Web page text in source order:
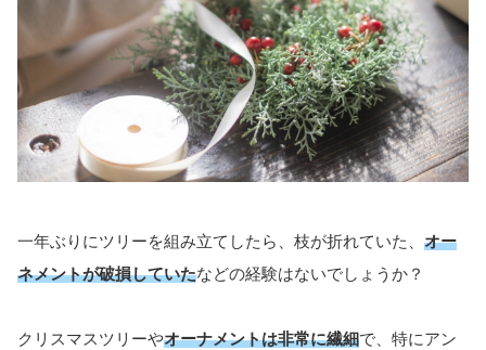
一年ぶりにツリーを組み立てしたら、枝が折れていた、 オー
ネメントが破損していたなどの経験はないでしょうか？
クリスマスツリーやオーナメントは非常に繊細で、特にアン